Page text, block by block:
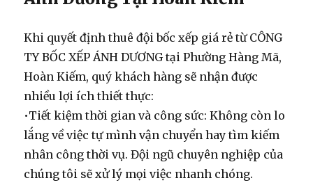
Khi quyết địnhthuê đội bốc xếp giá rẻ từ CÔNG
TY BỐC XẾP ÁNH DƯƠNG tại Phường Hàng Mã,
Hoàn Kiếm, quý khách hàng sẽ nhận được
nhiều lợi ích thiết thực:
•Tiết kiệm thời gian và công sức: Không còn lo
lắng về việc tự mình vận chuyển hay tìm kiếm
nhân công thời vụ. Đội ngũ chuyên nghiệp của
chúng tôi sẽ xử lý mọi việc nhanh chóng.